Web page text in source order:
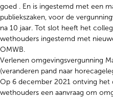
goed . En is ingestemd met een
publiekszaken, voor de
na 10 jaar. Tot slot heeft het
wethouders ingestemd met
OMWB.
Verlenen omgevingsvergunning
(veranderen pand naar
Op 6 december 2021 ontving het
wethouders een aanvraag om